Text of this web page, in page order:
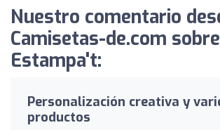
Nuestro comentario
Camisetas-de.com sobre
Estampa't:
Personalización creativa y
productos